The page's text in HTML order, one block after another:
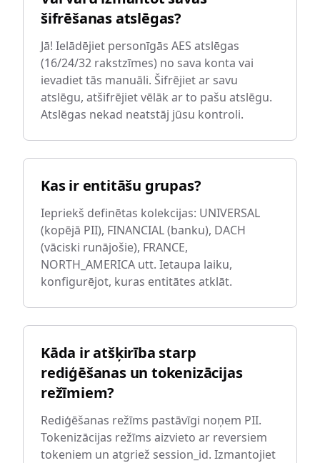
šifrēšanas atslēgas?
Jā! Ielādējiet personīgās AES atslēgas
(16/24/32 rakstzīmes) no sava konta vai
ievadiet tās manuāli. Šifrējiet ar savu
atslēgu, atšifrējiet vēlāk ar to pašu atslēgu.
Atslēgas nekad neatstāj jūsu kontroli.
Kas ir entitāšu grupas?
Iepriekš definētas kolekcijas: UNIVERSAL
(kopējā PII), FINANCIAL (banku), DACH
(vāciski runājošie), FRANCE,
NORTH_AMERICA utt. Ietaupa laiku,
konfigurējot, kuras entitātes atklāt.
Kāda ir atšķirība starp
rediģēšanas un tokenizācijas
režīmiem?
Rediģēšanas režīms pastāvīgi noņem PII.
Tokenizācijas režīms aizvieto ar reversiem
tokeniem un atgriež session_id. Izmantojiet